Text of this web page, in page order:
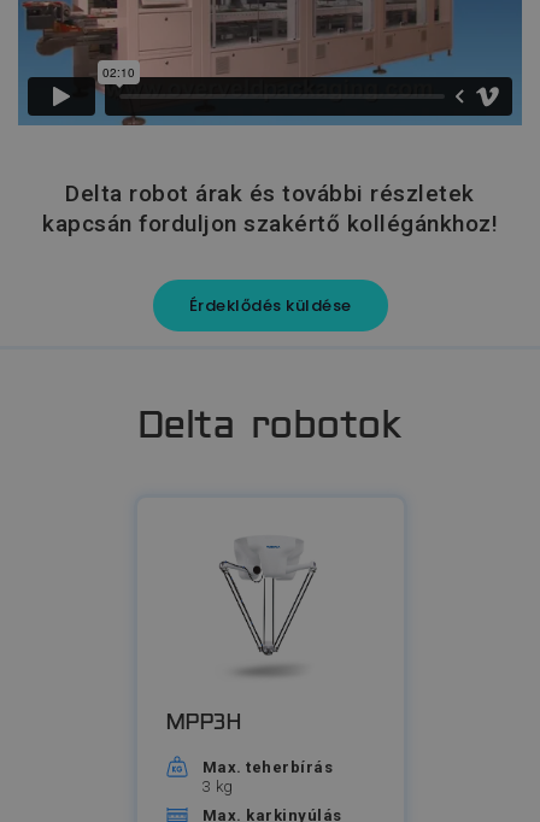
Delta robot árak és további részletek
kapcsán forduljon szakértő kollégánkhoz!
Érdeklődés küldése
Delta robotok
MPP3H
Max. teherbírás
3 kg
Max. karkinyúlás